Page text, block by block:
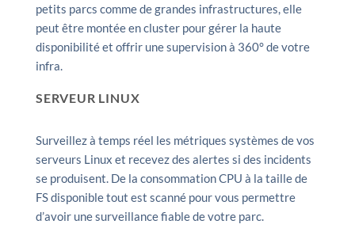
petits parcs comme de grandes infrastructures, elle
peut être montée en cluster pour gérer la haute
disponibilité et offrir une supervision à 360° de votre
infra.
SERVEUR LINUX
Surveillez à temps réel les métriques systèmes de vos
serveurs Linux et recevez des alertes si des incidents
se produisent. De la consommation CPU à la taille de
FS disponible tout est scanné pour vous permettre
d’avoir une surveillance fiable de votre parc.